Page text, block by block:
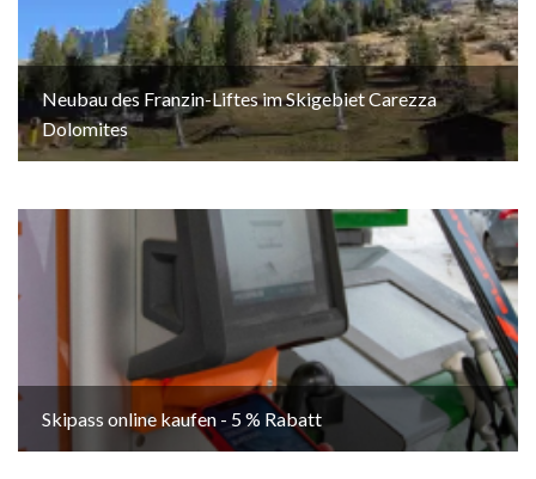
Neubau des Franzin-Liftes im Skigebiet Carezza
Dolomites
Skipass online kaufen - 5 % Rabatt